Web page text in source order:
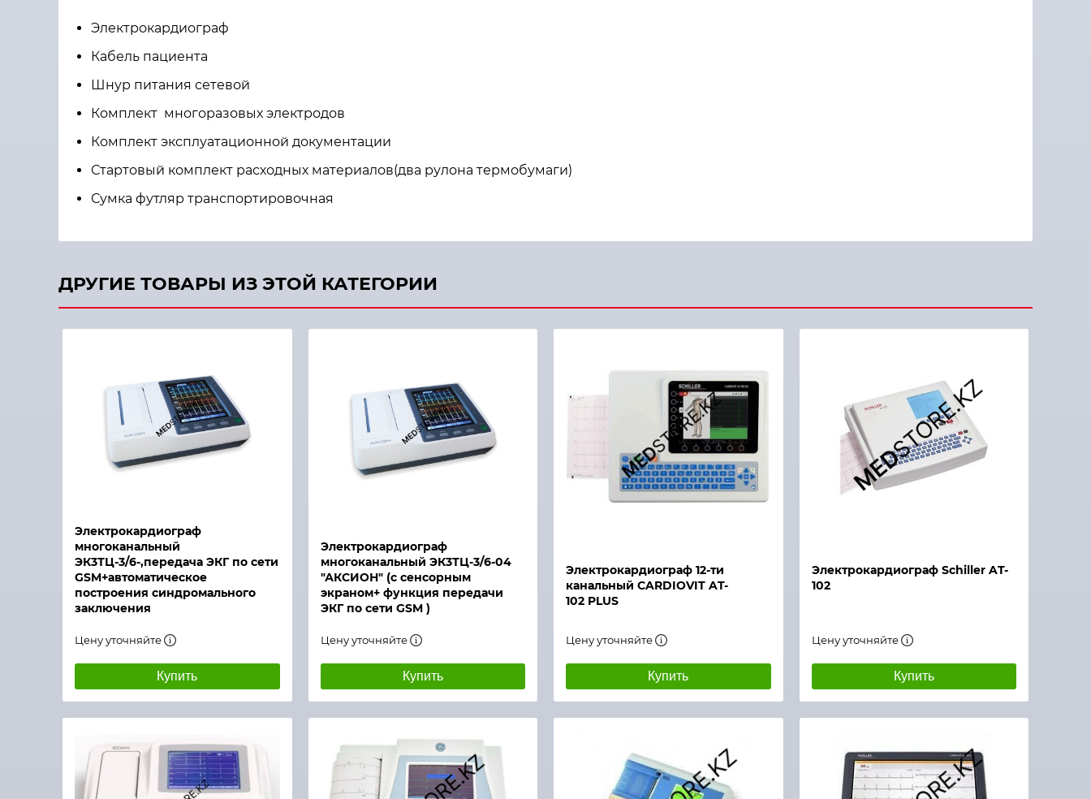
Электрокардиограф
Кабель пациента
Шнур питания сетевой
Комплект многоразовых электродов
Комплект эксплуатационной документации
Стартовый комплект расходных материалов(два рулона термобумаги)
Сумка футляр транспортировочная
ДРУГИЕ ТОВАРЫ ИЗ ЭТОЙ КАТЕГОРИИ
Электрокардиограф
многоканальный
ЭК3ТЦ-3/6-,передача ЭКГ по сети
GSM+автоматическое
построения синдромального
заключения
Цену уточняйте
Купить
Электрокардиограф
многоканальный ЭК3ТЦ-3/6-04
"АКСИОН" (с сенсорным
экраном+ функция передачи
ЭКГ по сети GSM )
Цену уточняйте
Купить
Электрокардиограф 12-ти
канальный CARDIOVIT AT-
102 PLUS
Цену уточняйте
Купить
Электрокардиограф Schiller AT-
102
Цену уточняйте
Купить